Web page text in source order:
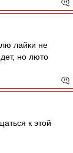
лайки не
но люто
к этой